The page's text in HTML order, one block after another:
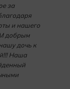
за
и нашего
добрым
дочь к
Наша